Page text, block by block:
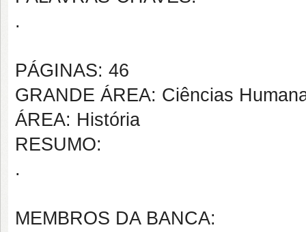
.
PÁGINAS: 46
GRANDE ÁREA: Ciências
ÁREA: História
RESUMO:
.
MEMBROS DA BANCA: